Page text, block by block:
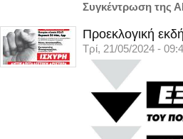
Συγκέντρωση της
Προεκλογική
Τρί, 21/05/2024 -